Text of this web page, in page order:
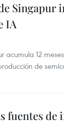
Singapur
IA
acumula 12
de
fuentes de